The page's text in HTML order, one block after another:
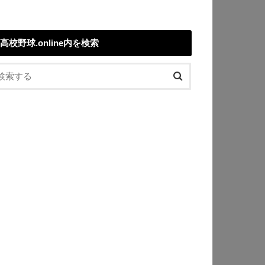
高校野球.online内を検索